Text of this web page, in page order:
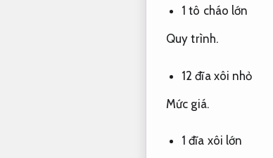
1 tô cháo lớn
Quy trình.
12 đĩa xôi nhỏ
Mức giá.
1 đĩa xôi lớn